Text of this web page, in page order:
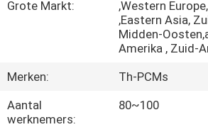
FABRIEKSREIS
Grote Markt:
,Western
,Eastern Asia,
Midden-
Amerika , Zuid-
Merken:
Th-PCMs
Aantal
werknemers:
80~100